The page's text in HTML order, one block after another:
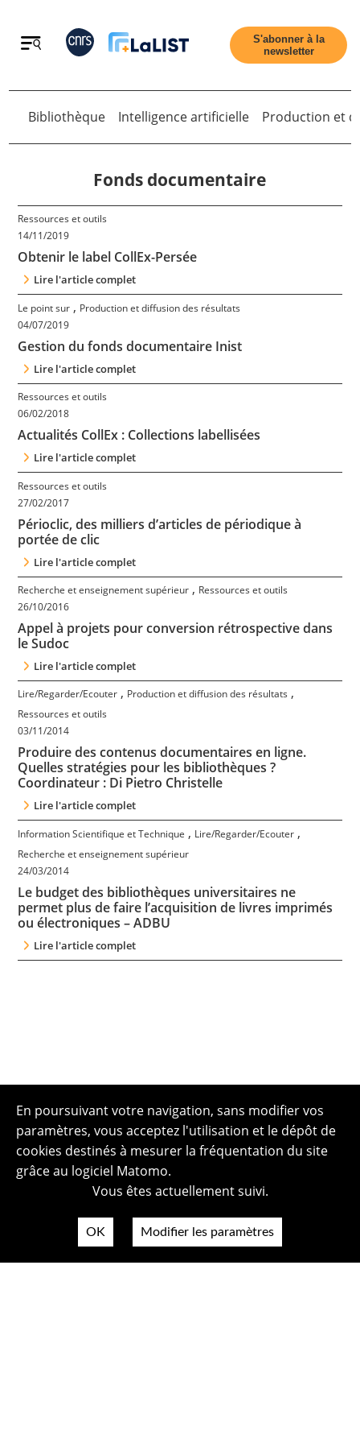
Retour
Accueil
Tous les articles
Qui sommes nous ?
Contact
Nous suivre
S'abonner à la
newsletter
Retour
Bibliothèque Intelligence artificielle Production et
Fonds documentaire
Ressources et outils
14/11/2019
Obtenir le label CollEx-Persée
Lire l'article complet
Le point sur , Production et diffusion des résultats
04/07/2019
Gestion du fonds documentaire Inist
Lire l'article complet
Ressources et outils
06/02/2018
Actualités CollEx : Collections labellisées
Lire l'article complet
Ressources et outils
27/02/2017
Périoclic, des milliers d’articles de périodique à
portée de clic
Lire l'article complet
Recherche et enseignement supérieur , Ressources et outils
26/10/2016
Appel à projets pour conversion rétrospective dans
le Sudoc
Lire l'article complet
Lire/Regarder/Ecouter , Production et diffusion des résultats ,
Ressources et outils
03/11/2014
Produire des contenus documentaires en ligne.
Quelles stratégies pour les bibliothèques ?
Coordinateur : Di Pietro Christelle
Lire l'article complet
Information Scientifique et Technique , Lire/Regarder/Ecouter ,
Recherche et enseignement supérieur
24/03/2014
Le budget des bibliothèques universitaires ne
permet plus de faire l’acquisition de livres imprimés
ou électroniques – ADBU
Lire l'article complet
En poursuivant votre navigation, sans modifier vos
paramètres, vous acceptez l'utilisation et le dépôt de
cookies destinés à mesurer la fréquentation du site
grâce au logiciel Matomo.
Vous êtes actuellement suivi.
OK Modifier les paramètres